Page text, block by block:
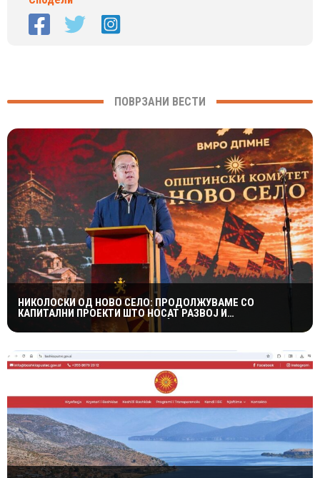
ПОВРЗАНИ ВЕСТИ
НИКОЛОСКИ ОД НОВО СЕЛО: ПРОДОЛЖУВАМЕ СО
КАПИТАЛНИ ПРОЕКТИ ШТО НОСАТ РАЗВОЈ И
ПОКВАЛИТЕТЕН ЖИВОТ ЗА ГРАЃАНИТЕ